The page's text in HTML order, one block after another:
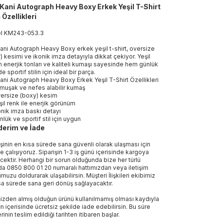
Autograph Heavy Boxy Erkek Yeşil T-Shirt
Özellikleri
KM243-053.3
Autograph Heavy Boxy erkek yeşil t-shirt, oversize
kesimi ve ikonik imza detayıyla dikkat çekiyor. Yeşil
enerjik tonları ve kaliteli kumaşı sayesinde hem günlük
sportif stilin için ideal bir parça.
Autograph Heavy Boxy Erkek Yeşil T-Shirt Özellikleri
ve nefes alabilir kumaş
(boxy) kesim
renk ile enerjik görünüm
imza baskı detayı
ve sportif stil için uygun
ve İade
en kısa sürede sana güvenli olarak ulaşması için
çalışıyoruz. Siparişin 1-3 iş günü içerisinde kargoya
Herhangi bir sorun olduğunda bize her türlü
0850 800 01 20 numaralı hattımızdan veya iletişim
doldurarak ulaşabilirsin. Müşteri İlişkileri ekibimiz
sürede sana geri dönüş sağlayacaktır.
almış olduğun ürünü kullanılmamış olması kaydıyla
içerisinde ücretsiz şekilde iade edebilirsin. Bu süre
teslim edildiği tarihten itibaren başlar.